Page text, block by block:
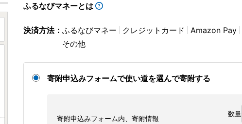
ふるなびマネーとは
決済方法： ふるなびマネー クレジットカード Amazon Pay
その他
寄附申込みフォームで使い道を選んで寄附する
寄附申込みフォーム内、寄附情報
数量